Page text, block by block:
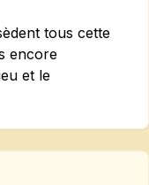
tous cette
encore
et le